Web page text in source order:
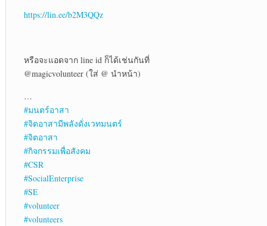
https://lin.ee/b2M3QQz
หรือจะแอดจาก line id ก็ได้เช่นกันที่
@magicvolunteer (ใส่ @ นำหน้า)
…
#มนตร์อาสา
#จิตอาสามีพลังดั่งเวทมนตร์
#จิตอาสา
#กิจกรรมเพื่อสังคม
#CSR
#SocialEnterprise
#SE
#volunteer
#volunteers